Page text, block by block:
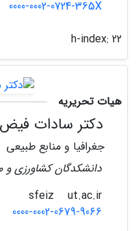
0000-0002-0724-365X
h-index: 22
هیات تحریریه
دکتر سادات فیض
جغرافیا و منابع طبیعی
دانشکدگان کشاورزی و
ut.ac.ir
0000-0002-0679-9066